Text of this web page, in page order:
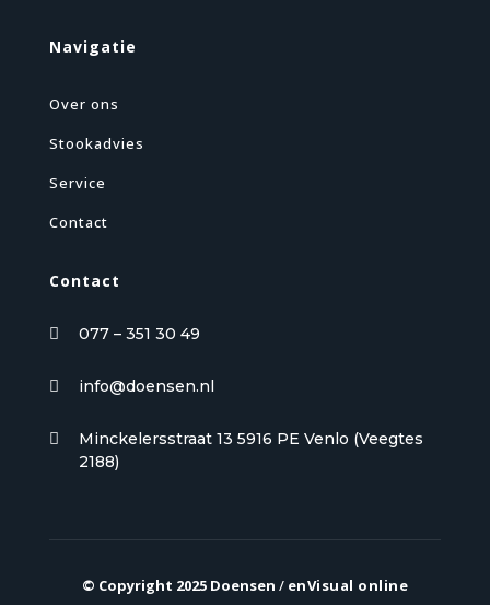
Navigatie
Over ons
Stookadvies
Service
Contact
Contact
 077 – 351 30 49
 info@doensen.nl

Minckelersstraat 13 5916 PE Venlo (Veegtes
2188)
© Copyright 2025 Doensen / enVisual online